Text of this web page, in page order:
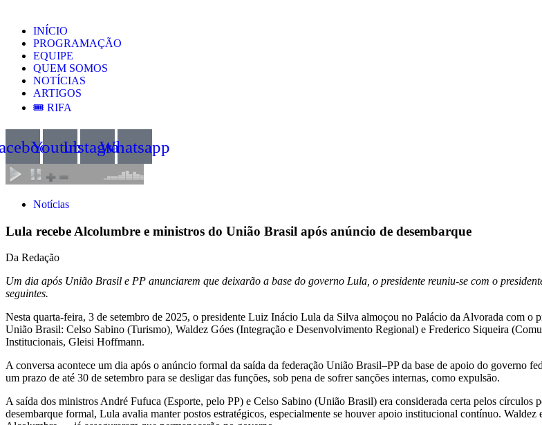
INÍCIO
PROGRAMAÇÃO
EQUIPE
QUEM SOMOS
NOTÍCIAS
ARTIGOS
🎟️ RIFA
YoutubeInstagramWhatsapp
Notícias
Lula recebe Alcolumbre e ministros do União Brasil após anúncio de desembarque
Da Redação
Um dia após União Brasil e PP anunciarem que deixarão a base do governo Lula, o presidente reuniu-se com o
seguintes.
Nesta quarta-feira, 3 de setembro de 2025, o presidente Luiz Inácio Lula da Silva almoçou no Palácio da Alvorada com o
União Brasil: Celso Sabino (Turismo), Waldez Góes (Integração e Desenvolvimento Regional) e Frederico Siqueira
Institucionais, Gleisi Hoffmann.
A conversa acontece um dia após o anúncio formal da saída da federação União Brasil–PP da base de apoio do governo
um prazo de até 30 de setembro para se desligar das funções, sob pena de sofrer sanções internas, como expulsão.
A saída dos ministros André Fufuca (Esporte, pelo PP) e Celso Sabino (União Brasil) era considerada certa pelos
desembarque formal, Lula avalia manter postos estratégicos, especialmente se houver apoio institucional contínuo.